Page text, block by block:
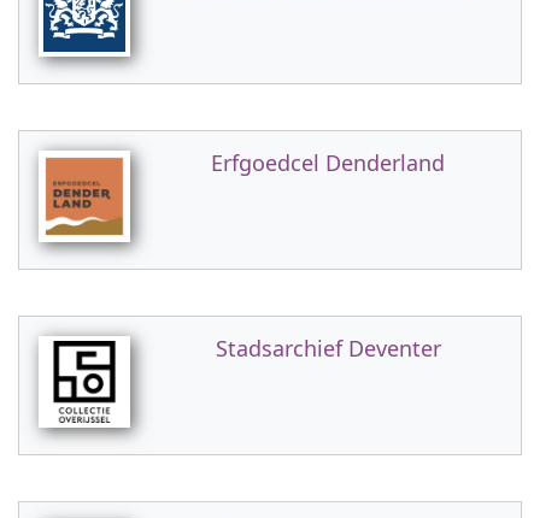
Erfgoedcel Denderland
Stadsarchief Deventer